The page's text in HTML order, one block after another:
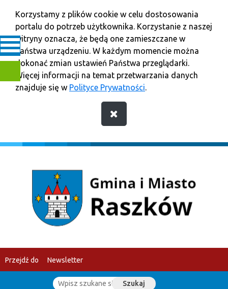
Korzystamy z plików cookie w celu dostosowania
portalu do potrzeb użytkownika. Korzystanie z naszej
witryny oznacza, że będą one zamieszczane w
Państwa urządzeniu. W każdym momencie można
dokonać zmian ustawień Państwa przeglądarki.
Więcej informacji na temat przetwarzania danych
znajduje się w Polityce Prywatności.
Przejdź do Newsletter
Szukaj